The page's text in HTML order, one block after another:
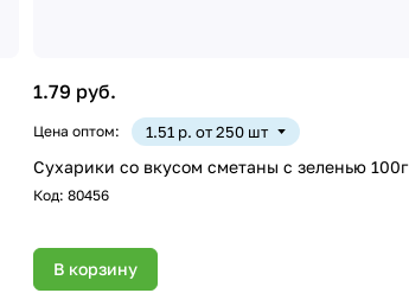
1.79 руб.
Цена оптом: 1.51 р. от 250 шт
Сухарики со вкусом сметаны с зеленью 100г
Код: 80456
В корзину